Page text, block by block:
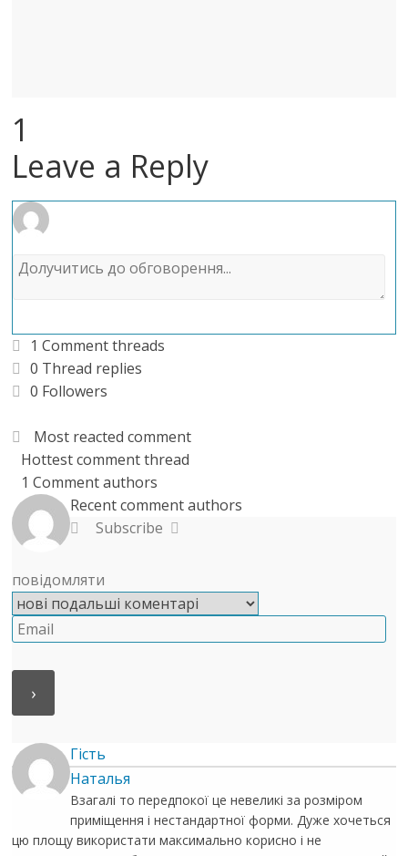
1
Leave a Reply
1 Comment threads
0 Thread replies
0 Followers
Most reacted comment
Hottest comment thread
1 Comment authors
Recent comment authors
Subscribe
повідомляти
Гість
Наталья
Взагалі то передпокої це невеликі за розміром
приміщення і нестандартної форми. Дуже хочеться
цю площу використати максимально корисно і не